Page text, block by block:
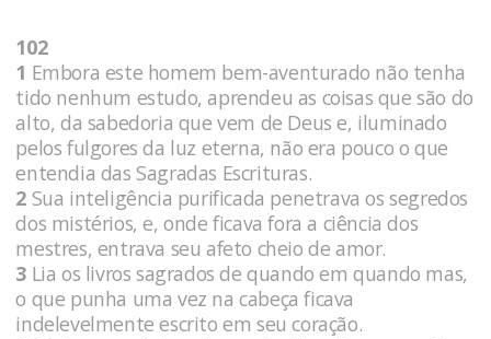
102
1 Embora este homem bem-aventurado não tenha
tido nenhum estudo, aprendeu as coisas que são do
alto, da sabedoria que vem de Deus e, iluminado
pelos fulgores da luz eterna, não era pouco o que
entendia das Sagradas Escrituras.
2 Sua inteligência purificada penetrava os segredos
dos mistérios, e, onde ficava fora a ciência dos
mestres, entrava seu afeto cheio de amor.
3 Lia os livros sagrados de quando em quando mas,
o que punha uma vez na cabeça ficava
indelevelmente escrito em seu coração.